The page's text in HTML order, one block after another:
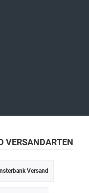
VERSANDARTEN
Versand